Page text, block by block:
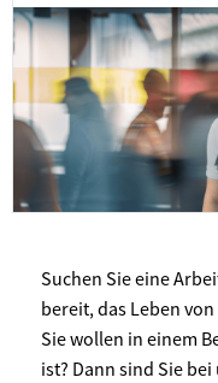
Suchen Sie eine
bereit, das Leben
Sie wollen in einem
ist? Dann sind Sie